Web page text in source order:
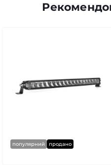
популярний продано